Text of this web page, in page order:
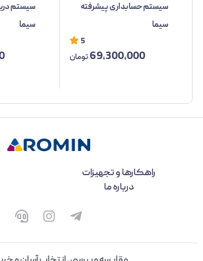
سیستم حسابداری پیشرفته
سیما
5
69,300,000تومان
سیستم
سیما
راهکارها و تجهیزات
درباره ما